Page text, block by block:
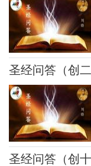
圣经问答（创二
圣经问答（创十